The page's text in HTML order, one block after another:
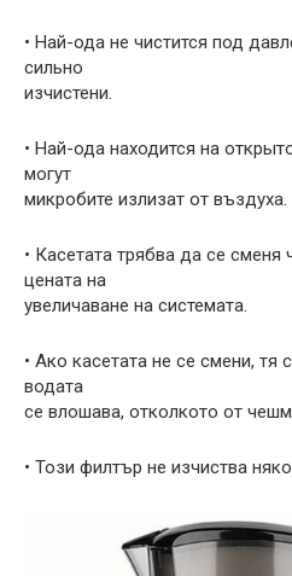
• Най-ода не чистится под
сильно
изчистени.
• Най-ода находится на
могут
микробите излизат от въздуха.
• Касетата трябва да се сменя
цената на
увеличаване на системата.
• Ако касетата не се смени, тя
водата
се влошава, отколкото от
• Този филтър не изчиства